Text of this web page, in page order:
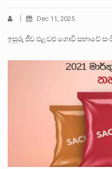
Dec 11, 2025
ඉසුරු ජීව එළවළු ගොවි සභාවේ